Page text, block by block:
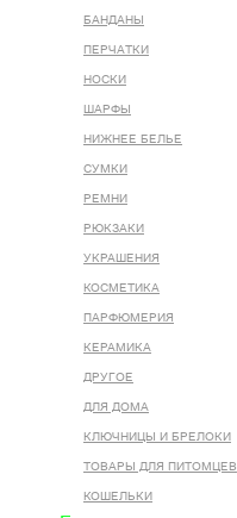
БАНДАНЫ
ПЕРЧАТКИ
НОСКИ
ШАРФЫ
НИЖНЕЕ БЕЛЬЕ
СУМКИ
РЕМНИ
РЮКЗАКИ
УКРАШЕНИЯ
КОСМЕТИКА
ПАРФЮМЕРИЯ
КЕРАМИКА
ДРУГОЕ
ДЛЯ ДОМА
КЛЮЧНИЦЫ И БРЕЛОКИ
ТОВАРЫ ДЛЯ ПИТОМЦЕВ
КОШЕЛЬКИ